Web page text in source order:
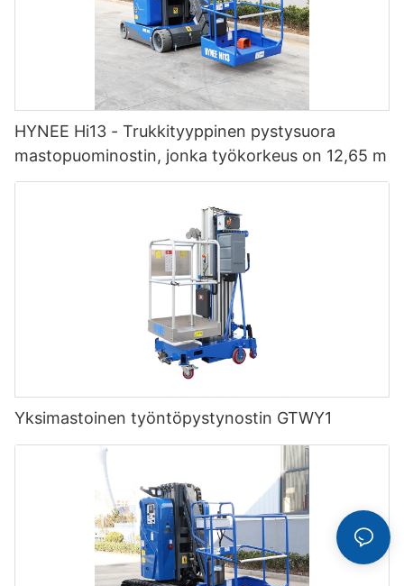
HYNEE Hi13 - Trukkityyppinen pystysuora
mastopuominostin, jonka työkorkeus on 12,65 m
Yksimastoinen työntöpystynostin GTWY1